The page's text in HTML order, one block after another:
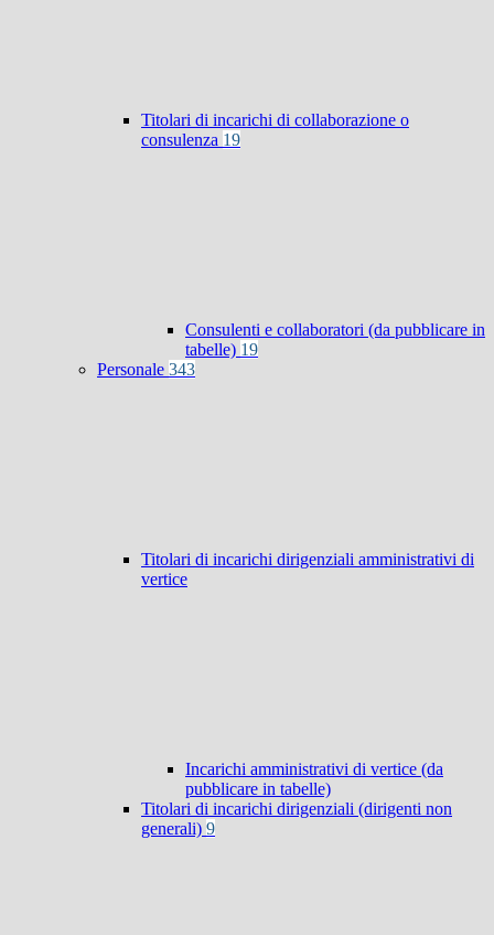
Titolari di incarichi di collaborazione o
consulenza 19
Consulenti e collaboratori (da pubblicare in
tabelle) 19
Personale 343
Titolari di incarichi dirigenziali amministrativi di
vertice
Incarichi amministrativi di vertice (da
pubblicare in tabelle)
Titolari di incarichi dirigenziali (dirigenti non
generali) 9